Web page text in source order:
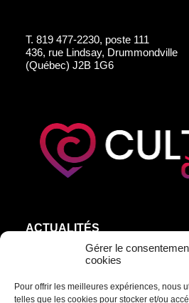
Gérer le
cookies
Pour offrir les meilleures expériences, nous
telles que les cookies pour stocker et/ou
T. 819 477-2230, poste 111
436, rue Lindsay, Drummondville
(Québec) J2B 1G6
ACTUALITÉS
AGEND’ART
NOS ARTISTES
ÉDITIONS